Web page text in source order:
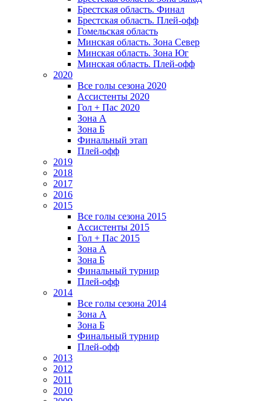
Брестская область. Финал
Брестская область. Плей-офф
Гомельская область
Минская область. Зона Север
Минская область. Зона Юг
Минская область. Плей-офф
2020
Все голы сезона 2020
Ассистенты 2020
Гол + Пас 2020
Зона А
Зона Б
Финальный этап
Плей-офф
2019
2018
2017
2016
2015
Все голы сезона 2015
Ассистенты 2015
Гол + Пас 2015
Зона А
Зона Б
Финальный турнир
Плей-офф
2014
Все голы сезона 2014
Зона А
Зона Б
Финальный турнир
Плей-офф
2013
2012
2011
2010